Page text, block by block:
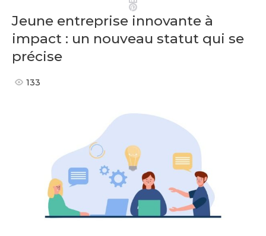
Pinterest
Jeune entreprise innovante à
impact : un nouveau statut qui se
précise
133